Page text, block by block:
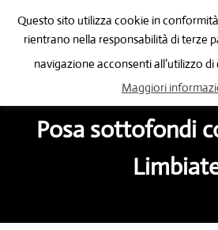
Posa pavimenti in resina
Posa pavimenti in resina Como
Menu Header
🔍
Posa sottofondi
Questo sito utilizza cookie in
rientrano nella responsabilità di terze
navigazione acconsenti all’utilizzo
Maggiori